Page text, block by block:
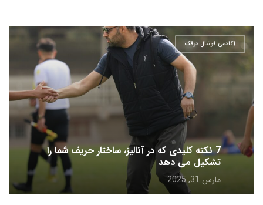
آکادمی فوتبال درفک
7 نکته کلیدی که در آنالیز، ساختار حریف شما را
تشکیل می دهد
مارس 31, 2025